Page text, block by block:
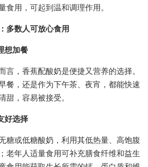
食用，可起到温和调理作用。
多数人可放心食用
想加餐
言，香蕉配酸奶是便捷又营养的选择。
餐，还是作为下午茶、夜宵，都能快速
甜，容易被接受。
好选择
糖或低糖酸奶，利用其低热量、高饱腹
老年人适量食用可补充膳食纤维和益生